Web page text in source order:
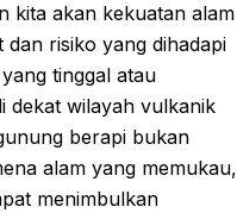
kita akan kekuatan alam
dan risiko yang dihadapi
tinggal atau
dekat wilayah vulkanik
berapi bukan
alam yang memukau,
menimbulkan